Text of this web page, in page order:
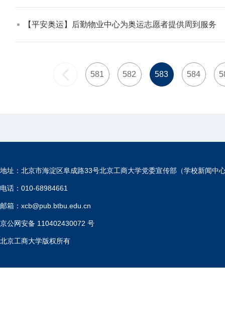
【平安奥运】后勤物业中心为奥运志愿者提供周到服务​
581 582 583 584
地址：北京市海淀区阜成路33号北京工商大学党委宣传部（学校新闻中
电话：010-68984661
邮箱：xcb@pub.btbu.edu.cn
京公网安备 110402430072 号
北京工商大学版权所有